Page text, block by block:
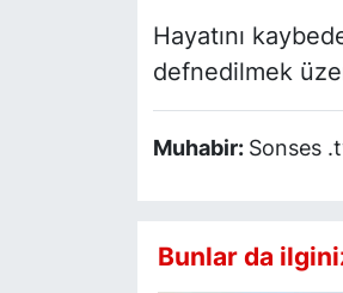
Hayatını
defnedilmek
Muhabir: Sonses
Bunlar da